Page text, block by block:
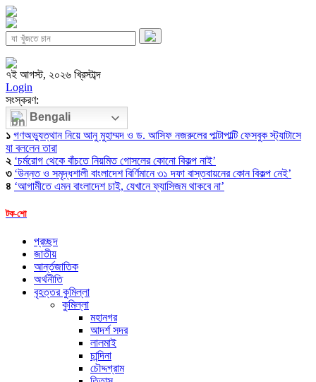
৭ই আগস্ট, ২০২৬ খ্রিস্টাব্দ
Login
সংস্করণ:
Bengali
১ গণঅভ্যুত্থান নিয়ে আনু মুহাম্মদ ও ড. আসিফ নজরুলের পাল্টাপাল্টি ফেসবুক স্ট্যাটাসে
যা বললেন তারা
২ ‘চর্মরোগ থেকে বাঁচতে নিয়মিত গোসলের কোনো বিকল্প নাই’
৩ ‘উন্নত ও সমৃদ্ধশালী বাংলাদেশ বির্ণিমানে ৩১ দফা বাস্তবায়নের কোন বিকল্প নেই’
৪ ‘আগামীতে এমন বাংলাদেশ চাই, যেখানে ফ্যাসিজম থাকবে না’
টক-শো
প্রচ্ছদ
জাতীয়
আর্ন্তজাতিক
অর্থনীতি
বৃহত্তর কুমিল্লা
কুমিল্লা
মহানগর
আদর্শ সদর
লালমাই
চান্দিনা
চৌদ্দগ্রাম